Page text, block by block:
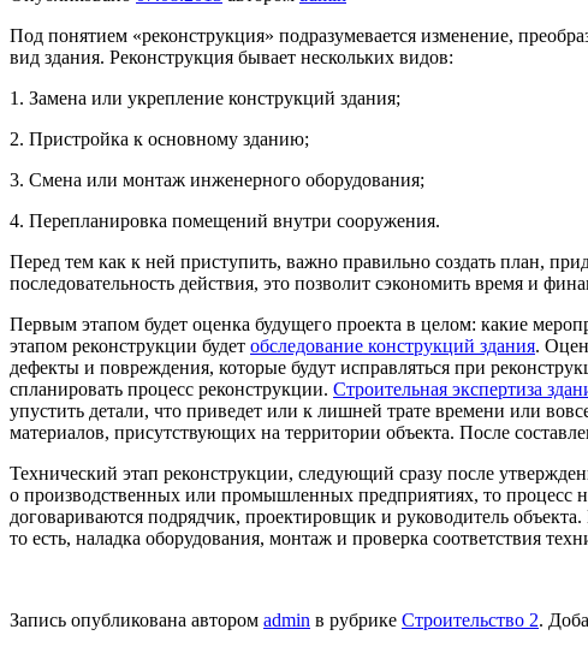
Под понятием «реконструкция» подразумевается изменение,
вид здания. Реконструкция бывает нескольких видов:
1. Замена или укрепление конструкций здания;
2. Пристройка к основному зданию;
3. Смена или монтаж инженерного оборудования;
4. Перепланировка помещений внутри сооружения.
Перед тем как к ней приступить, важно правильно создать план,
последовательность действия, это позволит сэкономить время и
Первым этапом будет оценка будущего проекта в целом: какие
этапом реконструкции будет обследование конструкций здания.
дефекты и повреждения, которые будут исправляться при
спланировать процесс реконструкции. Строительная экспертиза
упустить детали, что приведет или к лишней трате времени или
материалов, присутствующих на территории объекта. После
Технический этап реконструкции, следующий сразу после
о производственных или промышленных предприятиях, то процесс
договариваются подрядчик, проектировщик и руководитель
то есть, наладка оборудования, монтаж и проверка соответствия
Запись опубликована автором admin в рубрике Строительство 2.